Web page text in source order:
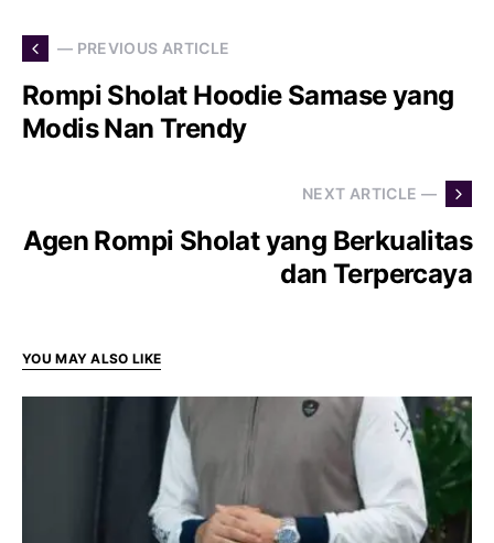
— PREVIOUS ARTICLE
Rompi Sholat Hoodie Samase yang
Modis Nan Trendy
NEXT ARTICLE —
Agen Rompi Sholat yang Berkualitas
dan Terpercaya
YOU MAY ALSO LIKE